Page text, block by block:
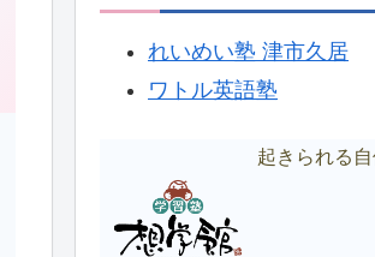
れいめい塾 津市久居
ワトル英語塾
起きられる